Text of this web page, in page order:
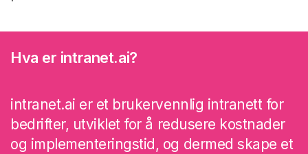
Hva er intranet.ai?
intranet.ai er et brukervennlig intranett for
bedrifter, utviklet for å redusere kostnader
og implementeringstid, og dermed skape et